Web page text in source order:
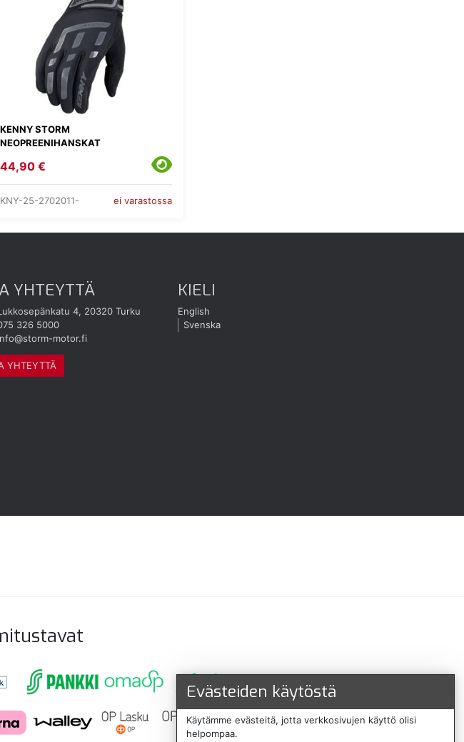
KENNY STORM
NEOPREENIHANSKAT
44,90 €
KNY-25-2702011- ei varastossa
YHTEYTTÄ
4, 20320 Turku
326 5000
motor.fi
YHTEYTTÄ
KIELI
English
Svenska
Evästeiden käytöstä
Käytämme evästeitä, jotta verkkosivujen käyttö olisi
helpompaa.